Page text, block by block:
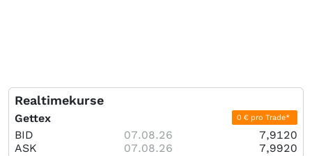
Realtimekurse
Gettex 0 € pro Trade*
BID 07.08.26
7,9120
ASK
07.08.26 7,9920